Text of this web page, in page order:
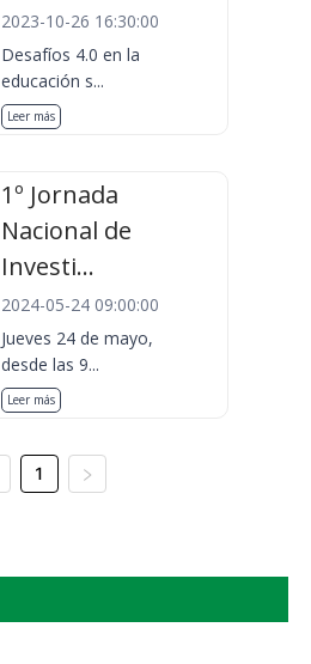
2023-10-26 16:30:00
Desafíos 4.0 en la
educación s...
Leer más
1º Jornada
Nacional de
Investi...
2024-05-24 09:00:00
Jueves 24 de mayo,
desde las 9...
Leer más
1